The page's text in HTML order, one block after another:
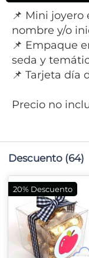
📌 Mini joyero
nombre y/o
📌 Empaque
seda y
📌 Tarjeta día
Precio no
Descuento (64)
20% Descuento